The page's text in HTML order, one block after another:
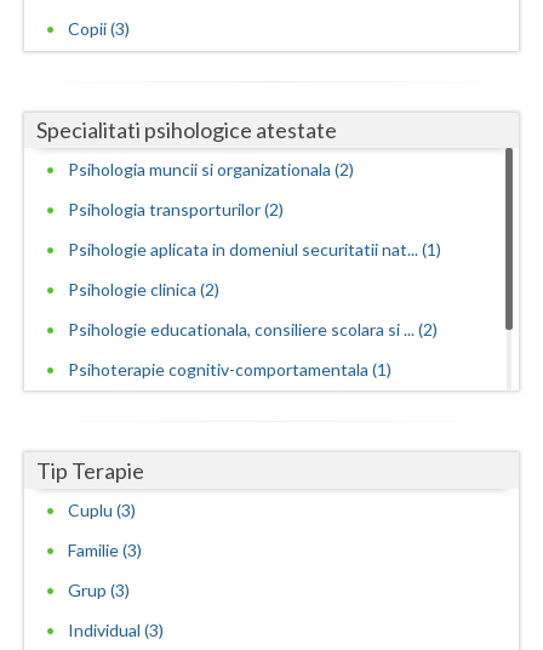
Copii (3)
Specialitati psihologice atestate
Psihologia muncii si organizationala (2)
Psihologia transporturilor (2)
Psihologie aplicata in domeniul securitatii nat... (1)
Psihologie clinica (2)
Psihologie educationala, consiliere scolara si ... (2)
Psihoterapie cognitiv-comportamentala (1)
Psihoterapie sistemica de familie si cuplu (1)
Tip Terapie
Cuplu (3)
Familie (3)
Grup (3)
Individual (3)